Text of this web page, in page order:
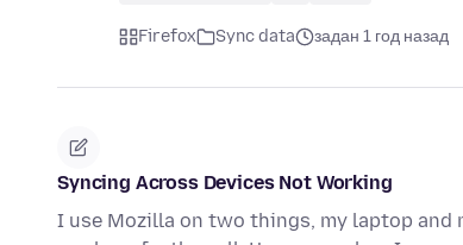
Firefox Sync data задан 1 год назад
Syncing Across Devices Not Working
I use Mozilla on two things, my laptop and